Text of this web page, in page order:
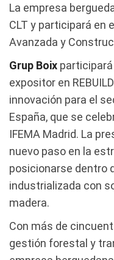
La empresa
CLT y participará en
Avanzada y
Grup Boix
expositor en
innovación para el
España, que se
IFEMA Madrid. La
nuevo paso en la
posicionarse dentro
industrializada con
madera.
Con más de
gestión forestal y